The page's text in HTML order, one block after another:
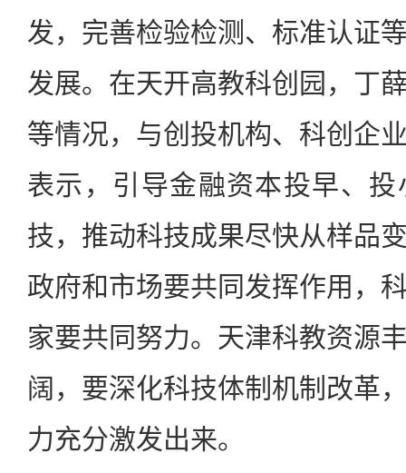
发，完善检验检测、标准认证
发展。在天开高教科创园，丁
等情况，与创投机构、科创企
表示，引导金融资本投早、
技，推动科技成果尽快从样品
政府和市场要共同发挥作用，
家要共同努力。天津科教资源
阔，要深化科技体制机制改革
力充分激发出来。